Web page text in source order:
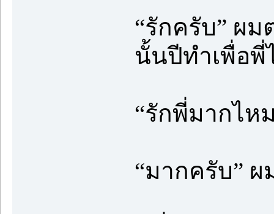
“รักครับ” ผ
นั้นปีทำเพื่อ
“รักพี่มากไห
“มากครับ”